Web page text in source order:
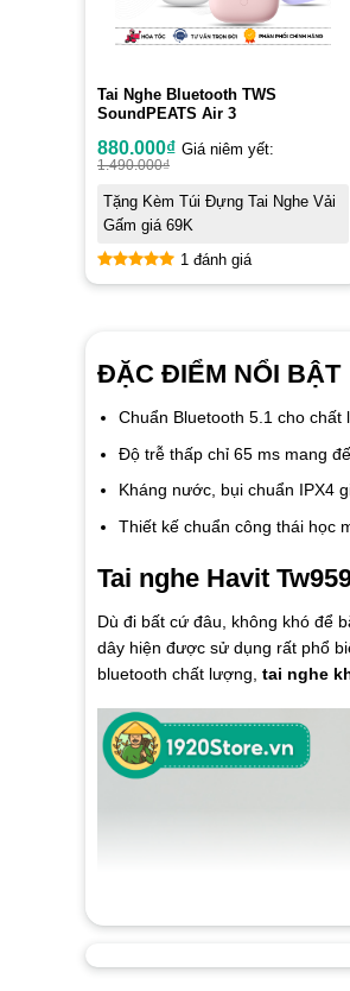
Tai Nghe Bluetooth TWS
SoundPEATS Air 3
5out of 5
880.000₫ Giá niêm yết:
1.490.000₫
Tặng Kèm Túi Đựng Tai Nghe Vải
Gấm giá 69K
1 đánh giá
ĐẶC ĐIỂM NỔI BẬT
Chuẩn Bluetooth 5.1 cho
Độ trễ thấp chỉ 65 ms mang
Kháng nước, bụi chuẩn IPX4
Thiết kế chuẩn công thái học
Tai nghe Havit
Dù đi bất cứ đâu, không khó để
dây hiện được sử dụng rất phổ
bluetooth chất lượng, tai nghe